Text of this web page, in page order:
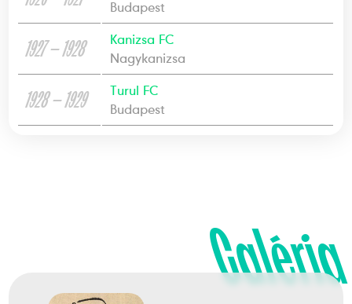
Budapest
1927 — 1928
Kanizsa FC
Nagykanizsa
1928 — 1929
Turul FC
Budapest
Galéria